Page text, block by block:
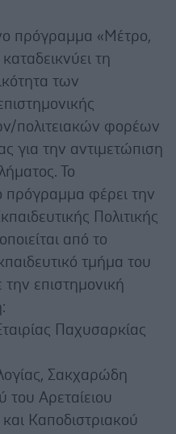
πρόγραμμα «Μέτρο,
καταδεικνύει τη
των
πολιτειακών φορέων
για την αντιμετώπιση
Το
πρόγραμμα φέρει την
Πολιτικής
από το
τμήμα του
επιστημονική
Παχυσαρκίας
Σακχαρώδη
του Αρεταίειου
Καποδιστριακού